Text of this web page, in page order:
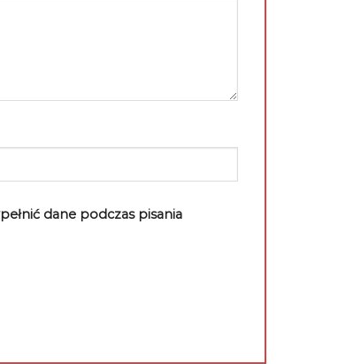
dane podczas pisania